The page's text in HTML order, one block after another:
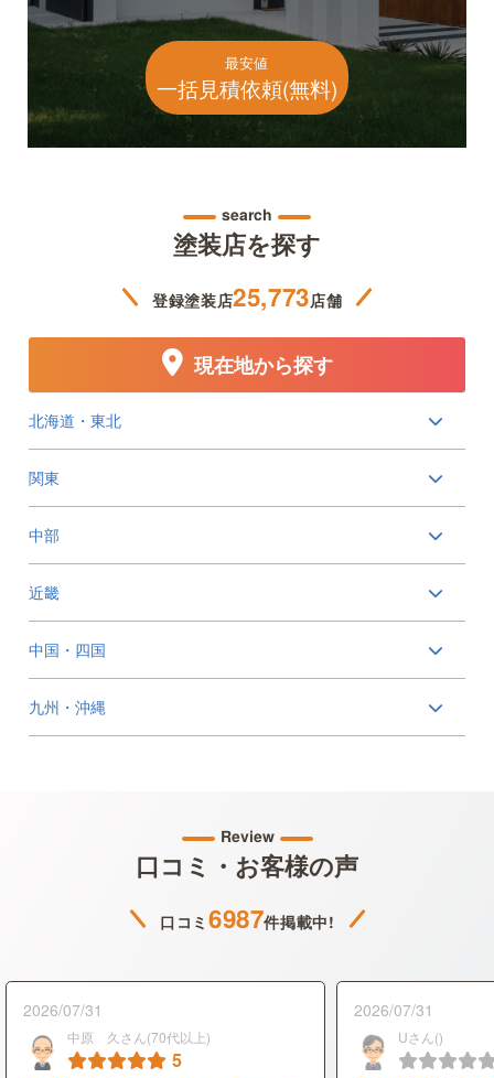
最安値
一括見積依頼(無料)
search
塗装店を探す
登録塗装店25,773店舗
北海道・東北
関東
中部
近畿
中国・四国
九州・沖縄
現在地から探す
Review
口コミ・お客様の声
口コミ6987件掲載中!
2026/07/31
中原 久さん(70代以上)
5
2026/07/31
Uさん()